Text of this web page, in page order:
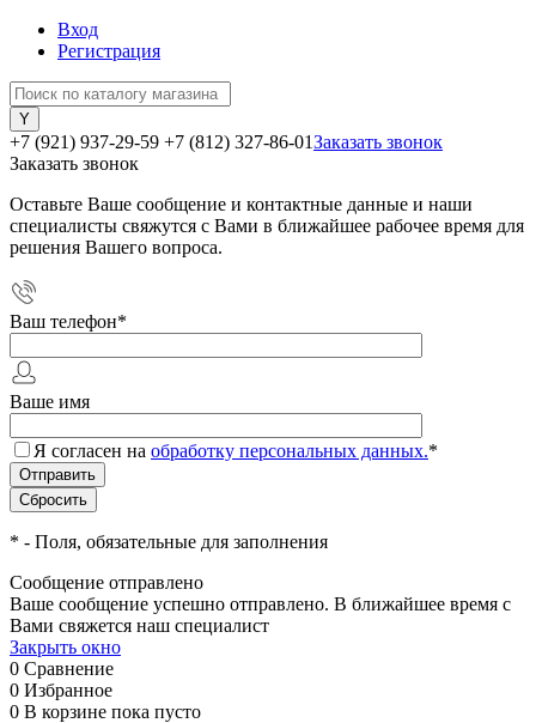
Вход
Регистрация
+7 (921) 937-29-59 +7 (812) 327-86-01Заказать звонок
Заказать звонок
Оставьте Ваше сообщение и контактные данные и наши
специалисты свяжутся с Вами в ближайшее рабочее время для
решения Вашего вопроса.
Ваш телефон*
Ваше имя
Я согласен на обработку персональных данных.*
* - Поля, обязательные для заполнения
Сообщение отправлено
Ваше сообщение успешно отправлено. В ближайшее время с
Вами свяжется наш специалист
Закрыть окно
0 Сравнение
0 Избранное
0 В корзине пока пусто